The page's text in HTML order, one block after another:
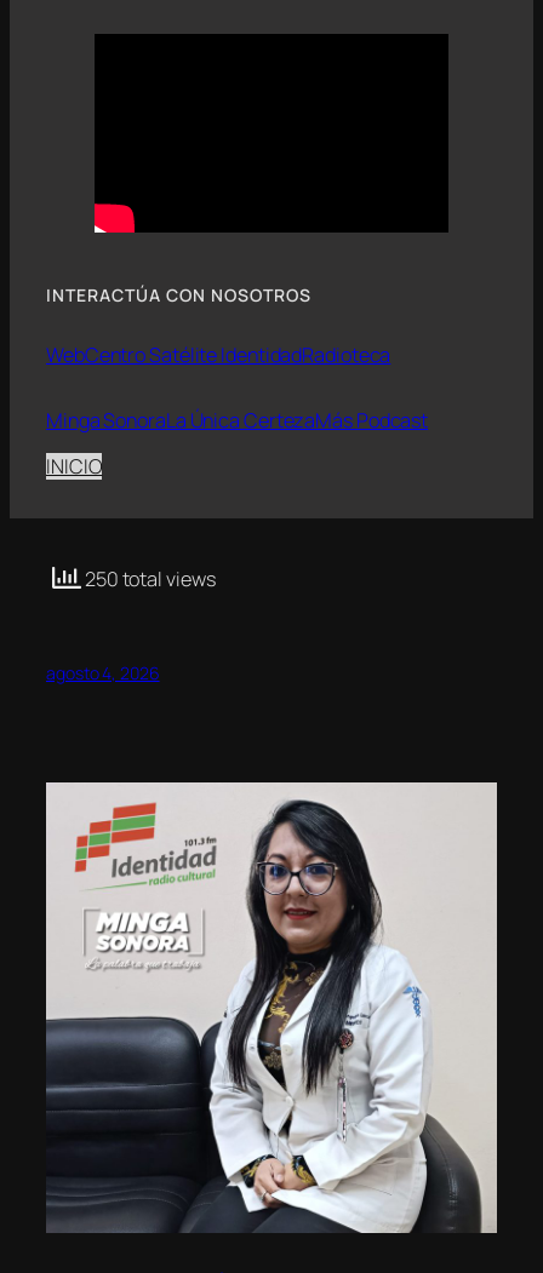
INTERACTÚA CON NOSOTROS
WebCentro Satélite IdentidadRadioteca
Minga SonoraLa Única CertezaMás Podcast
INICIO
250 total views
agosto 4, 2026